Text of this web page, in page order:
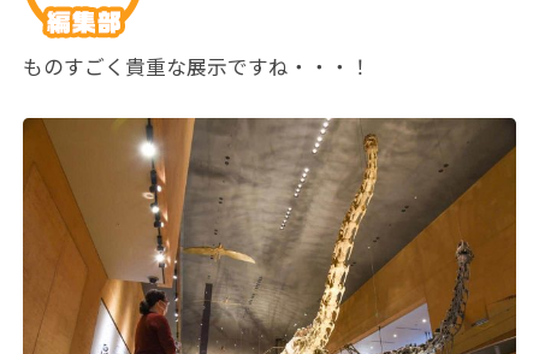
ものすごく貴重な展示ですね・・・！